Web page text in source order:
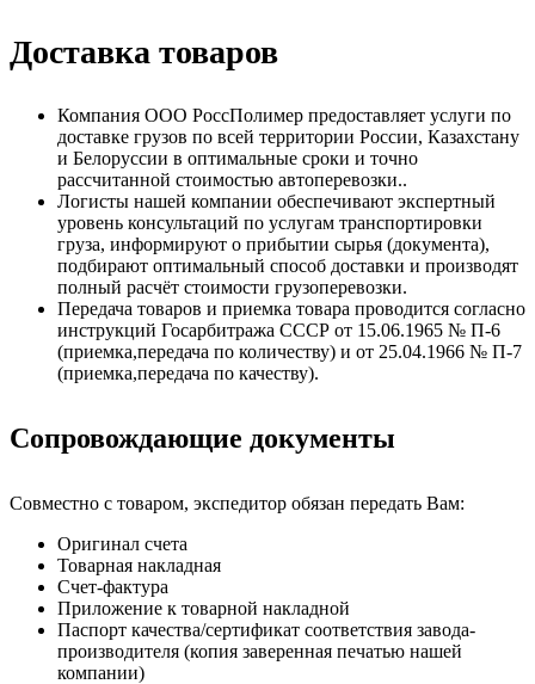
Доставка товаров
Компания ООО РоссПолимер предоставляет услуги по
доставке грузов по всей территории России, Казахстану
и Белоруссии в оптимальные сроки и точно
рассчитанной стоимостью автоперевозки..
Логисты нашей компании обеспечивают экспертный
уровень консультаций по услугам транспортировки
груза, информируют о прибытии сырья (документа),
подбирают оптимальный способ доставки и производят
полный расчёт стоимости грузоперевозки.
Передача товаров и приемка товара проводится согласно
инструкций Госарбитража СССР от 15.06.1965 № П-6
(приемка,передача по количеству) и от 25.04.1966 № П-7
(приемка,передача по качеству).
Сопровождающие документы
Совместно с товаром, экспедитор обязан передать Вам:
Оригинал счета
Товарная накладная
Счет-фактура
Приложение к товарной накладной
Паспорт качества/сертификат соответствия завода-
производителя (копия заверенная печатью нашей
компании)